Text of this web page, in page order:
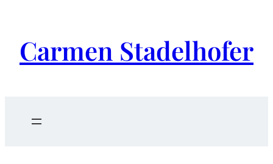
Carmen Stadelhofer